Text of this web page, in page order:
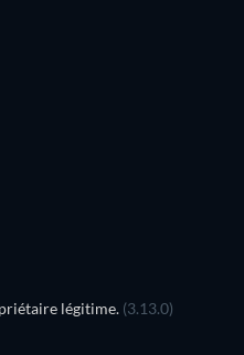
légitime. (3.13.0)